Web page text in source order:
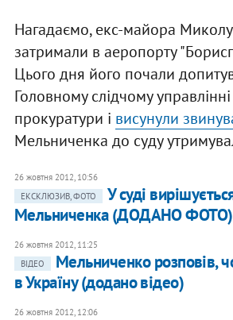
Нагадаємо, екс-майора
затримали в аеропорту
Цього дня його почали
Головному слідчому
прокуратури і висунули
Мельниченка до суду
26 жовтня 2012, 10:56
ЕКСКЛЮЗИВ, ФОТО
У суді
Мельниченка (ДОДАНО ФОТО)
26 жовтня 2012, 11:25
ВІДЕО
Мельниченко розповів,
в Україну (додано відео)
26 жовтня 2012, 12:06